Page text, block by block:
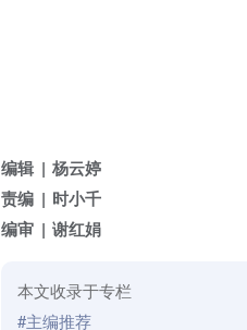
编辑
杨云婷
责编
时小千
编审
谢红娟
本文收录于专栏
#主编推荐